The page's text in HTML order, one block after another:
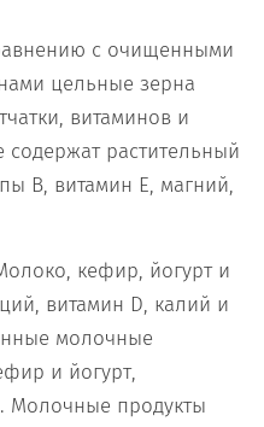
с очищенными
цельные зерна
витаминов и
растительный
В, витамин Е, магний,
кефир, йогурт и
витамин D, калий и
молочные
и йогурт,
Молочные продукты